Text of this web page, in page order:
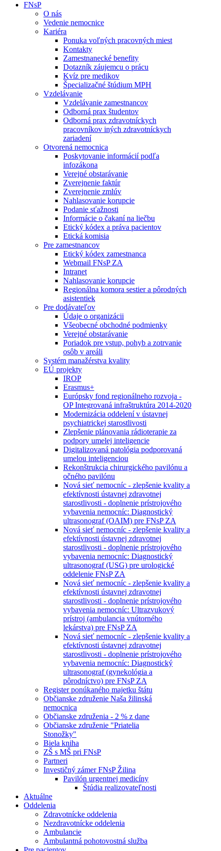
FNsP
O nás
Vedenie nemocnice
Kariéra
Ponuka voľných pracovných miest
Kontakty
Zamestnanecké benefity
Dotazník záujemcu o prácu
Kvíz pre medikov
Špecializačné štúdium MPH
Vzdelávanie
Vzdelávanie zamestnancov
Odborná prax študentov
Odborná prax zdravotníckych
pracovníkov iných zdravotníckych
zariadení
Otvorená nemocnica
Poskytovanie informácií podľa
infozákona
Verejné obstarávanie
Zverejnenie faktúr
Zverejnenie zmlúv
Nahlasovanie korupcie
Podanie sťažnosti
Informácie o čakaní na liečbu
Etický kódex a práva pacientov
Etická komisia
Pre zamestnancov
Etický kódex zamestnanca
Webmail FNsP ZA
Intranet
Nahlasovanie korupcie
Regionálna komora sestier a pôrodných
asistentiek
Pre dodávateľov
Údaje o organizácii
Všeobecné obchodné podmienky
Verejné obstarávanie
Poriadok pre vstup, pohyb a zotrvanie
osôb v areáli
Systém manažérstva kvality
EÚ projekty
IROP
Erasmus+
Európsky fond regionálneho rozvoja -
OP Integrovaná infraštruktúra 2014-2020
Modernizácia oddelení v ústavnej
psychiatrickej starostlivosti
Zlepšenie plánovania rádioterapie za
podpory umelej inteligencie
Digitalizovaná patológia podporovaná
umelou inteligenciou
Rekonštrukcia chirurgického pavilónu a
očného pavilónu
Nová sieť nemocníc - zlepšenie kvality a
efektívnosti ústavnej zdravotnej
starostlivosti - doplnenie prístrojového
vybavenia nemocníc: Diagnostický
ultrasonograf (OAIM) pre FNsP ZA
Nová sieť nemocníc - zlepšenie kvality a
efektívnosti ústavnej zdravotnej
starostlivosti - doplnenie prístrojového
vybavenia nemocníc: Diagnostický
ultrasonograf (USG) pre urologické
oddelenie FNsP ZA
Nová sieť nemocníc - zlepšenie kvality a
efektívnosti ústavnej zdravotnej
starostlivosti - doplnenie prístrojového
vybavenia nemocníc: Ultrazvukový
prístroj (ambulancia vnútorného
lekárstva) pre FNsP ZA
Nová sieť nemocníc - zlepšenie kvality a
efektívnosti ústavnej zdravotnej
starostlivosti - doplnenie prístrojového
vybavenia nemocníc: Diagnostický
ultrasonograf (gynekológia a
pôrodníctvo) pre FNsP ZA
Register ponúkaného majetku štátu
Občianske združenie Naša žilinská
nemocnica
Občianske združenia - 2 % z dane
Občianske združenie "Priatelia
Stonožky"
Biela kniha
ZŠ s MŠ pri FNsP
Partneri
Investičný zámer FNsP Žilina
Pavilón urgentnej medicíny
Štúdia realizovateľnosti
Aktuálne
Oddelenia
Zdravotnícke oddelenia
Nezdravotnícke oddelenia
Ambulancie
Ambulantná pohotovostná služba